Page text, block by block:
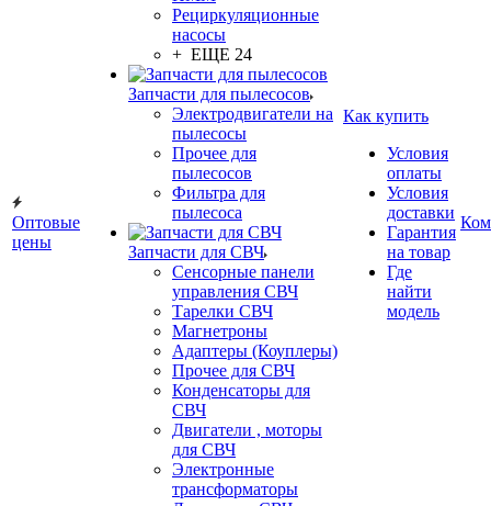
Оптовые
цены
Рециркуляционные
насосы
+ ЕЩЕ 24
Запчасти для пылесосов
Электродвигатели на
пылесосы
Прочее для
пылесосов
Фильтра для
пылесоса
Запчасти для СВЧ
Сенсорные панели
управления СВЧ
Тарелки СВЧ
Магнетроны
Адаптеры (Коуплеры)
Прочее для СВЧ
Конденсаторы для
СВЧ
Двигатели , моторы
для СВЧ
Электронные
трансформаторы
Как купить
Условия
оплаты
Условия
доставки
Гарантия
на товар
Где
найти
модель